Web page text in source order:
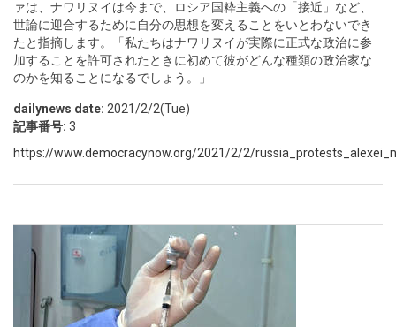
ァは、ナワリヌイは今まで、ロシア国粋主義への「接近」など、
世論に迎合するために自分の思想を変えることをいとわないでき
たと指摘します。「私たちはナワリヌイが実際に正式な政治に参
加することを許可されたときに初めて彼がどんな種類の政治家な
のかを知ることになるでしょう。」
dailynews date: 2021/2/2(Tue)
記事番号: 3
https://www.democracynow.org/2021/2/2/